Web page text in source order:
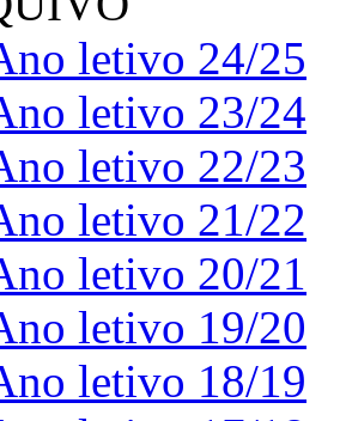
letivo 24/25
letivo 23/24
letivo 22/23
letivo 21/22
letivo 20/21
letivo 19/20
letivo 18/19